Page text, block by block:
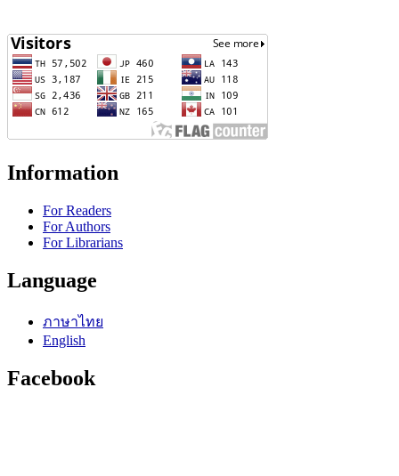
Information
For Readers
For Authors
For Librarians
Language
ภาษาไทย
English
Facebook